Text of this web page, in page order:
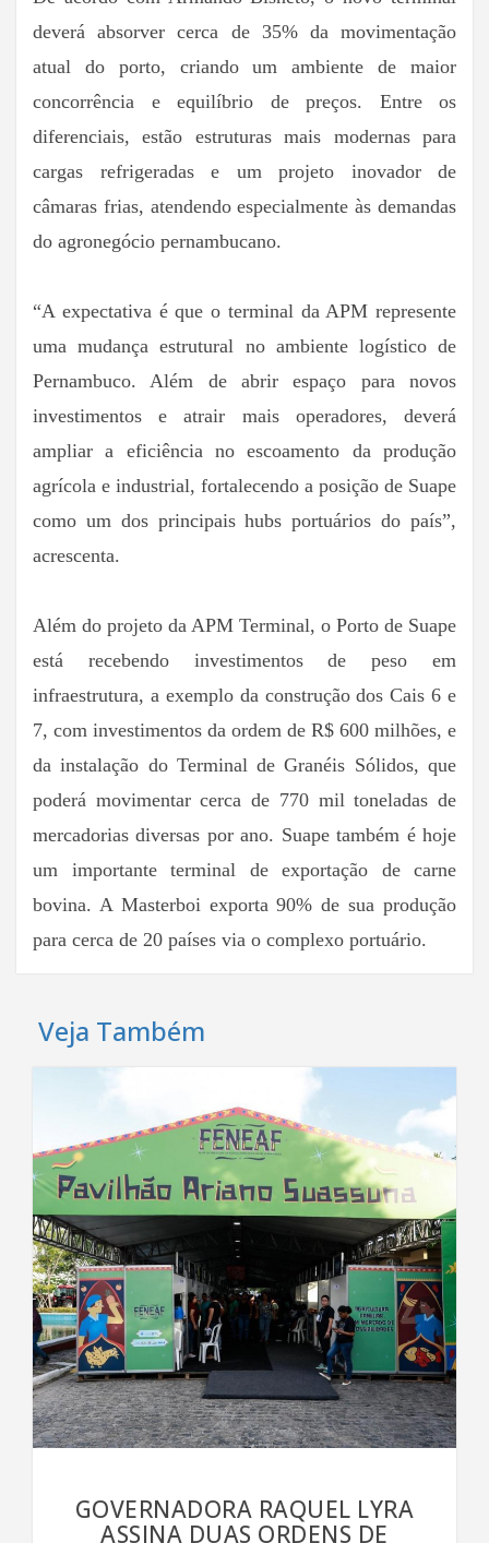
deverá absorver cerca de 35% da movimentação
atual do porto, criando um ambiente de maior
concorrência e equilíbrio de preços. Entre os
diferenciais, estão estruturas mais modernas para
cargas refrigeradas e um projeto inovador de
câmaras frias, atendendo especialmente às demandas
do agronegócio pernambucano.
“A expectativa é que o terminal da APM represente
uma mudança estrutural no ambiente logístico de
Pernambuco. Além de abrir espaço para novos
investimentos e atrair mais operadores, deverá
ampliar a eficiência no escoamento da produção
agrícola e industrial, fortalecendo a posição de Suape
como um dos principais hubs portuários do país”,
acrescenta.
Além do projeto da APM Terminal, o Porto de Suape
está recebendo investimentos de peso em
infraestrutura, a exemplo da construção dos Cais 6 e
7, com investimentos da ordem de R$ 600 milhões, e
da instalação do Terminal de Granéis Sólidos, que
poderá movimentar cerca de 770 mil toneladas de
mercadorias diversas por ano. Suape também é hoje
um importante terminal de exportação de carne
bovina. A Masterboi exporta 90% de sua produção
para cerca de 20 países via o complexo portuário.
Veja Também
GOVERNADORA RAQUEL LYRA
ASSINA DUAS ORDENS DE